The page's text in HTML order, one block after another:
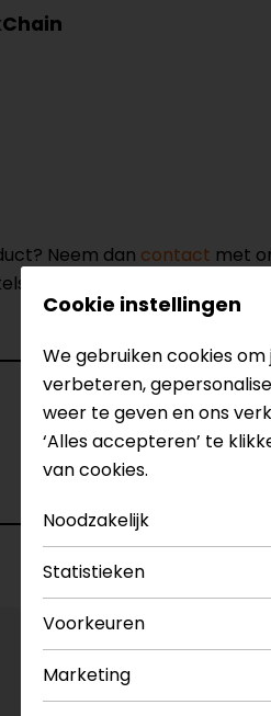
Neem dan contact met
kun je het product
Cookie instellingen
We gebruiken cookies
verbeteren,
weer te geven en ons
‘Alles accepteren’ te
van cookies.
Noodzakelijk
Statistieken
Voorkeuren
Marketing